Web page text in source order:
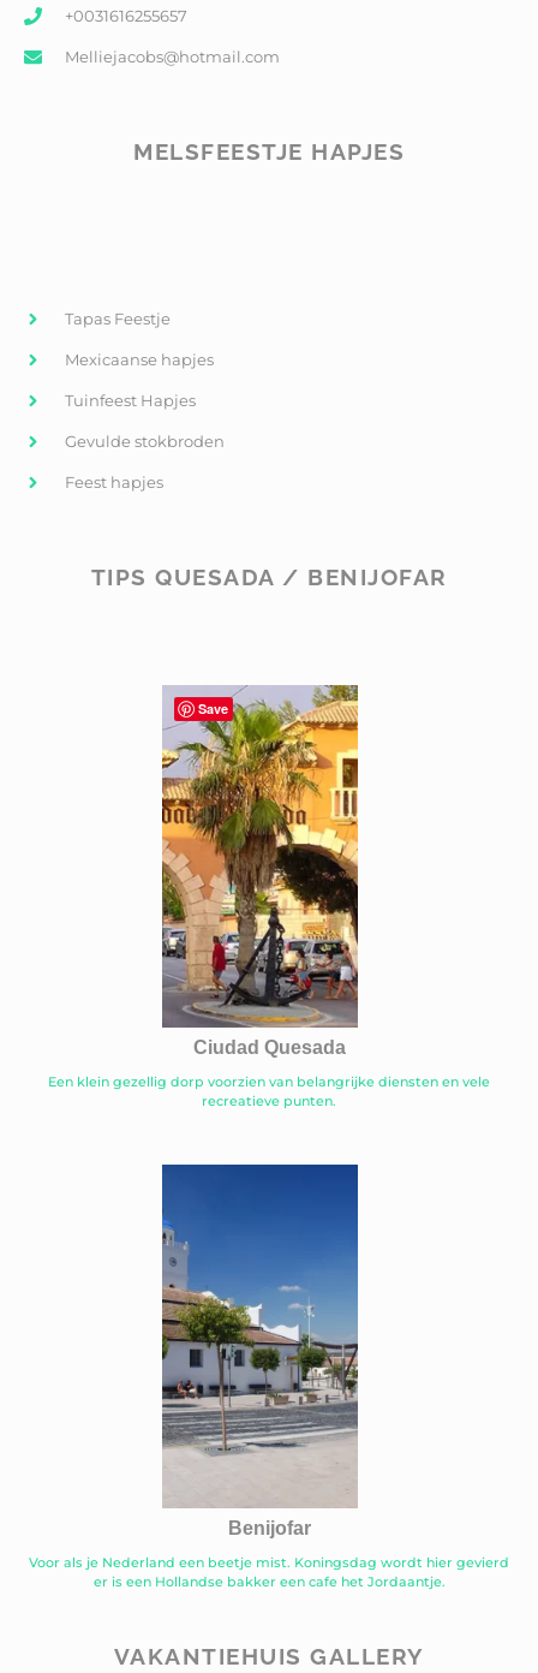
+0031616255657
Melliejacobs@hotmail.com
MELSFEESTJE HAPJES
Tapas Feestje
Mexicaanse hapjes
Tuinfeest Hapjes
Gevulde stokbroden
Feest hapjes
TIPS QUESADA / BENIJOFAR
Ciudad Quesada
Een klein gezellig dorp voorzien van belangrijke diensten en vele
recreatieve punten.
Benijofar
Voor als je Nederland een beetje mist. Koningsdag wordt hier gevierd
er is een Hollandse bakker een cafe het Jordaantje.
VAKANTIEHUIS GALLERY
Save